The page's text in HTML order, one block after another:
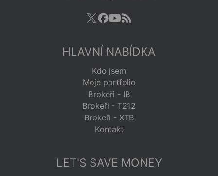
HLAVNÍ NABÍDKA
Kdo jsem
Moje portfolio
Brokeři - IB
Brokeři - T212
Brokeři - XTB
Kontakt
LET'S SAVE MONEY